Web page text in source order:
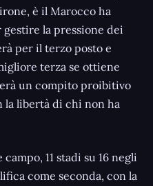
è il Marocco ha
la pressione dei
per il terzo posto e
terza se ottiene
un compito proibitivo
la libertà di chi non ha
11 stadi su 16 negli
come seconda, con la